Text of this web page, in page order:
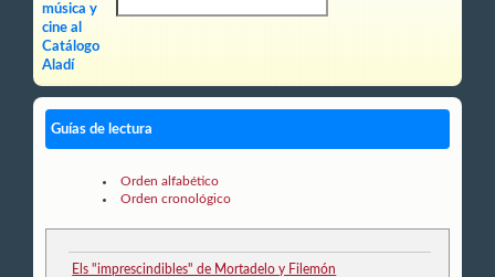
música y
cine al
Catálogo
Aladí
Guías de lectura
Orden alfabético
Orden cronológico
Els "imprescindibles" de Mortadelo y Filemón